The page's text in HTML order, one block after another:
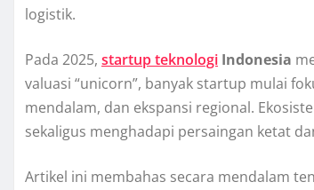
logistik.
Pada 2025, startup teknologi Indonesia
valuasi “unicorn”, banyak startup mulai
mendalam, dan ekspansi regional.
sekaligus menghadapi persaingan ketat
Artikel ini membahas secara mendalam